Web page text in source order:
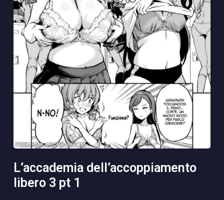
l’accademia dell’accoppiamento
libero 3 pt 1